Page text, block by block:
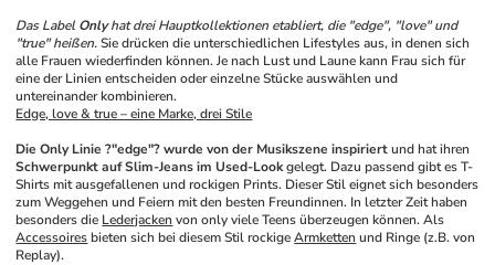
Das Label Only hat drei Hauptkollektionen etabliert, die "edge", "love" und
"true" heißen. Sie drücken die unterschiedlichen Lifestyles aus, in denen sich
alle Frauen wiederfinden können. Je nach Lust und Laune kann Frau sich für
eine der Linien entscheiden oder einzelne Stücke auswählen und
untereinander kombinieren.
Edge, love & true – eine Marke, drei Stile
Die Only Linie ?"edge"? wurde von der Musikszene inspiriert
Schwerpunkt auf Slim-Jeans im Used-Look gelegt. Dazu passend gibt es T-
Shirts mit ausgefallenen und rockigen Prints. Dieser Stil eignet sich besonders
zum Weggehen und Feiern mit den besten Freundinnen. In letzter Zeit haben
besonders die Lederjacken
Accessoires bieten sich bei diesem Stil rockige Armketten und Ringe (z.B. von
Replay).